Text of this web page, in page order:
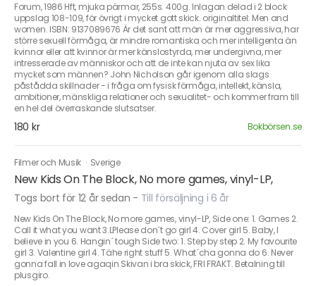
Forum, 1986 Hft, mjuka pärmar, 255s. 400g. Inlagan delad i 2 block
uppslag 108-109, för övrigt i mycket gott skick. originaltitel: Men and
women. ISBN: 9137089676 Är det sant att män är mer aggressiva, har
större sexuell förmåga, är mindre romantiska och mer intelligenta än
kvinnor eller att kvinnor är mer känslostyrda, mer undergivna, mer
intresserade av människor och att de inte kan njuta av sex lika
mycket som männen? John Nicholson går igenom alla slags
påstådda skillnader - i fråga om fysisk förmåga, intellekt, känsla,
ambitioner, mänskliga relationer och sexualitet- och kommer fram till
en hel del överraskande slutsatser.
180 kr Bokbörsen.se
Filmer och Musik · Sverige
New Kids On The Block, No more games, vinyl-LP,
Togs bort för 12 år sedan - Till försäljning i 6 år
New Kids On The Block, No more games, vinyl-LP, Side one: 1. Games 2.
Call it what you want 3.LPlease don´t go girl 4. Cover girl 5. Baby, I
believe in you 6. Hangin´ tough Side two: 1. Step by step 2. My favourite
girl 3. Valentine girl 4. Tähe right stuff 5. What´cha gonna do 6. Never
gonna fall in love agaqin Skivan i bra skick, FRI FRAKT. Betalning till
plusgiro.